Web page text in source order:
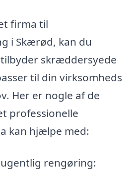
firma til
i Skærød, kan du
skræddersyede
til din virksomheds
Her er nogle af de
professionelle
kan hjælpe med:
rengøring: